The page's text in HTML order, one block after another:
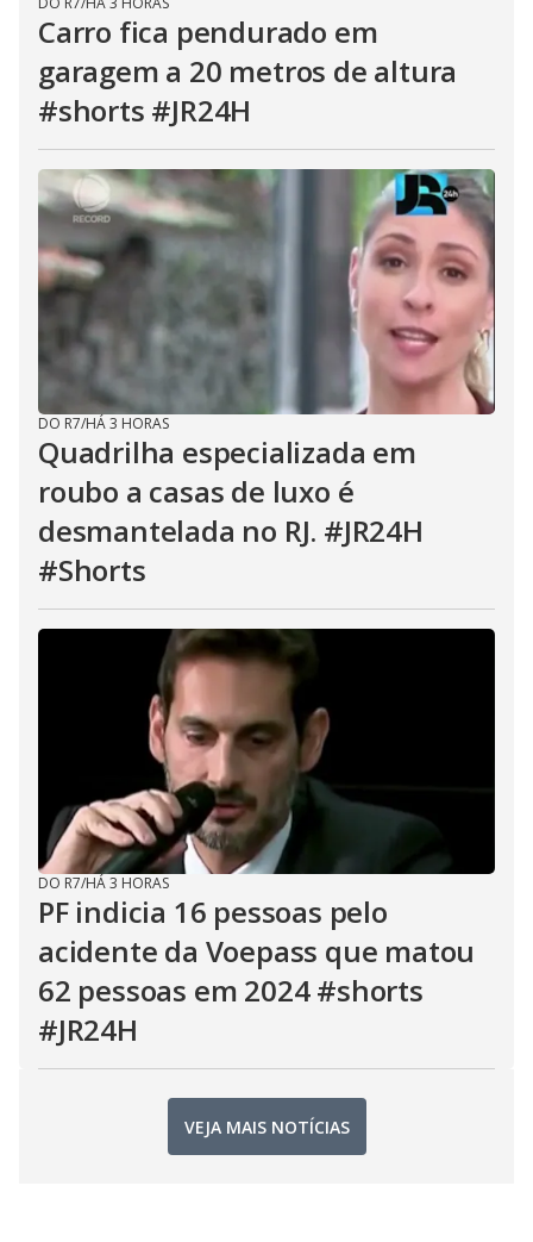
Carro fica pendurado em
garagem a 20 metros de altura
#shorts #JR24H
DO R7/HÁ 3 HORAS
Quadrilha especializada em
roubo a casas de luxo é
desmantelada no RJ. #JR24H
#Shorts
DO R7/HÁ 3 HORAS
PF indicia 16 pessoas pelo
acidente da Voepass que matou
62 pessoas em 2024 #shorts
#JR24H
VEJA MAIS NOTÍCIAS